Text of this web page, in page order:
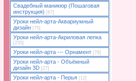
Свадебный маникюр (Пошаговая
инструкция)
[67]
Уроки нейл-арта-Аквариумный
дизайн
[75]
Уроки нейл-арта-Акриловая лепка
[235]
Уроки нейл-арта --- Орнамент [78]
Уроки нейл-арта - Объёмный
дизайн 3D
[27]
Уроки нейл-арта - Перья [12]